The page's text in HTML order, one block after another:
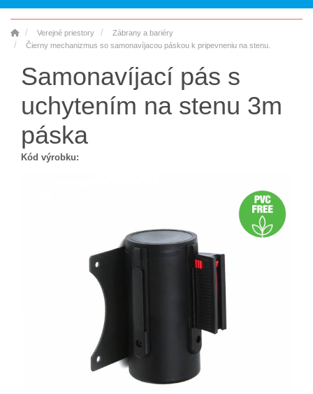
Verejné priestory
Zábrany a bariéry
Čierny mechanizmus so samonavíjacou páskou k pripevneniu na stenu.
Samonavíjací pás s
uchytením na stenu 3m
páska
Kód výrobku: